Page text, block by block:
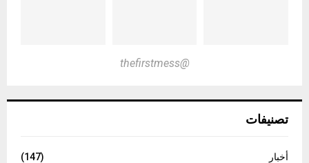
@thefirstmess
تصنيفات
أخبار
(147)